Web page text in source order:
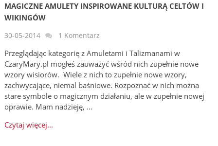
MAGICZNE AMULETY INSPIROWANE KULTURĄ CELTÓW I
WIKINGÓW
30-05-2014 1 Komentarz
Przeglądając kategorię z Amuletami i Talizmanami w
CzaryMary.pl mogłeś zauważyć wśród nich zupełnie nowe
wzory wisiorów. Wiele z nich to zupełnie nowe wzory,
zachwycające, niemal baśniowe. Rozpoznać w nich można
stare symbole o magicznym działaniu, ale w zupełnie nowej
oprawie. Mam nadzieję, …
Czytaj więcej...